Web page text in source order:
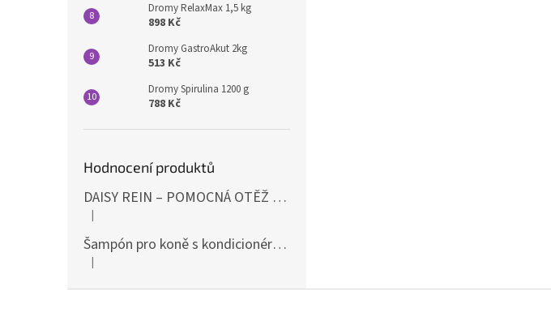
Dromy RelaxMax 1,5 kg
898 Kč
Dromy GastroAkut 2kg
513 Kč
Dromy Spirulina 1200 g
788 Kč
Hodnocení produktů
DAISY REIN – POMOCNÁ OTĚŽ PROTI STAHOVÁNÍ HLAVY DOLŮ ČERNÁ SHIRES
Hodnocení produktu je 5 z 5 hvězdiček.
|
Šampón pro koně s kondicionérem 500ml Waldhausen
Hodnocení produktu je 5 z 5 hvězdiček.
|